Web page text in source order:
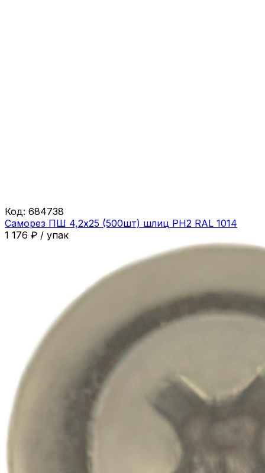
Код: 684738
Саморез ПШ 4,2х25 (500шт) шлиц PH2 RAL 1014
1 176 ₽ / упак